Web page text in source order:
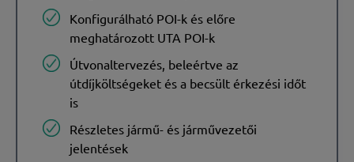
Konfigurálható POI-k és előre
meghatározott UTA POI-k
Útvonaltervezés, beleértve az
útdíjköltségeket és a becsült érkezési időt
is
Részletes jármű- és járművezetői
jelentések